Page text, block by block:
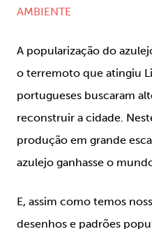
AMBIENTE
A popularização do
o terremoto que atingiu
portugueses buscaram
reconstruir a cidade.
produção em grande
azulejo ganhasse o
E, assim como temos
desenhos e padrões